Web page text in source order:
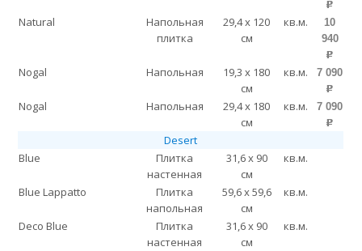
p
Natural
Напольная
плитка
29,4 x 120
см
кв.м.
10
940
p
Nogal Напольная
19,3 x 180
см
кв.м. 7 090
p
Nogal Напольная
29,4 x 180
см
кв.м. 7 090
p
Desert
Blue
Плитка
настенная
31,6 x 90
см
кв.м.
Blue Lappatto
Плитка
напольная
59,6 x 59,6
см
кв.м.
Deco Blue
Плитка
настенная
31,6 x 90
см
кв.м.